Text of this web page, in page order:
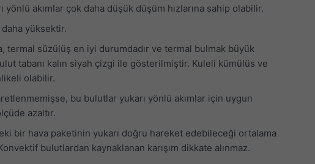
yönlü akımlar çok daha düşük düşüm hızlarına sahip olabilir.
yüksektir.
termal süzülüş en iyi durumdadır ve termal bulmak büyük
tabanı kalın siyah çizgi ile gösterilmiştir. Kuleli kümülüs ve
olabilir.
bu bulutlar yukarı yönlü akımlar için uygun
azaltır.
bir hava paketinin yukarı doğru hareket edebileceği ortalama
bulutlardan kaynaklanan karışım dikkate alınmaz.